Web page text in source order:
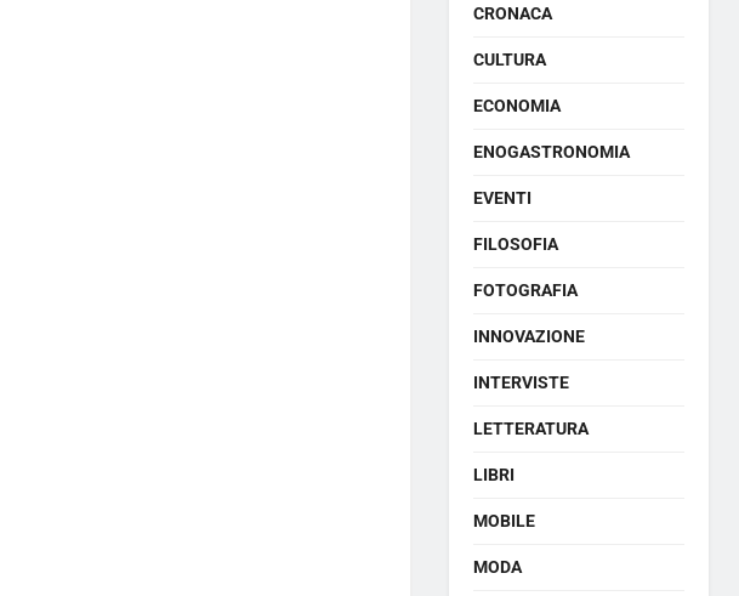
CRONACA
CULTURA
ECONOMIA
ENOGASTRONOMIA
EVENTI
FILOSOFIA
FOTOGRAFIA
INNOVAZIONE
INTERVISTE
LETTERATURA
LIBRI
MOBILE
MODA